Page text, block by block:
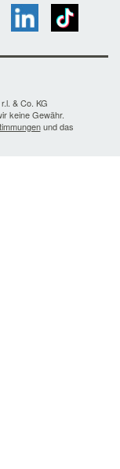
& Co. KG
keine Gewähr.
und das